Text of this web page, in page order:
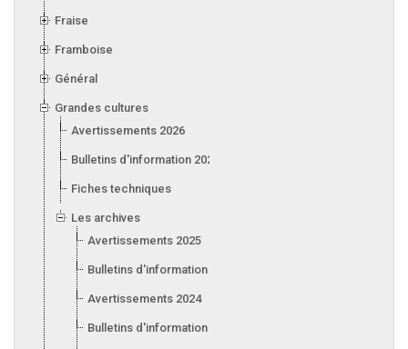
Fraise
Framboise
Général
Grandes cultures
Avertissements 2026
Bulletins d'information 2026
Fiches techniques
Les archives
Avertissements 2025
Bulletins d'information 2025
Avertissements 2024
Bulletins d'information 2024